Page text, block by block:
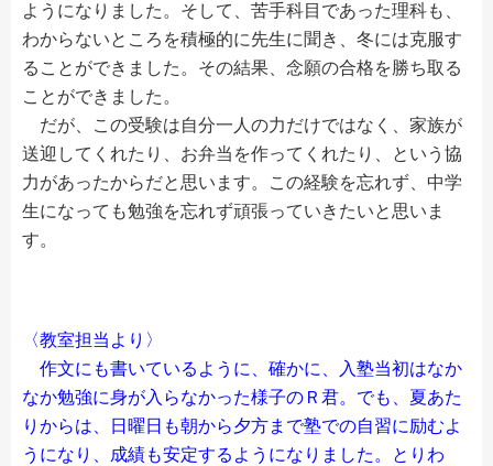
ようになりました。そして、苦手科目であった理科も、
わからないところを積極的に先生に聞き、冬には克服す
ることができました。その結果、念願の合格を勝ち取る
ことができました。
だが、この受験は自分一人の力だけではなく、家族が
送迎してくれたり、お弁当を作ってくれたり、という協
力があったからだと思います。この経験を忘れず、中学
生になっても勉強を忘れず頑張っていきたいと思いま
す。
〈教室担当より〉
作文にも書いているように、確かに、入塾当初はなか
なか勉強に身が入らなかった様子のＲ君。でも、夏あた
りからは、日曜日も朝から夕方まで塾での自習に励むよ
うになり、成績も安定するようになりました。とりわ